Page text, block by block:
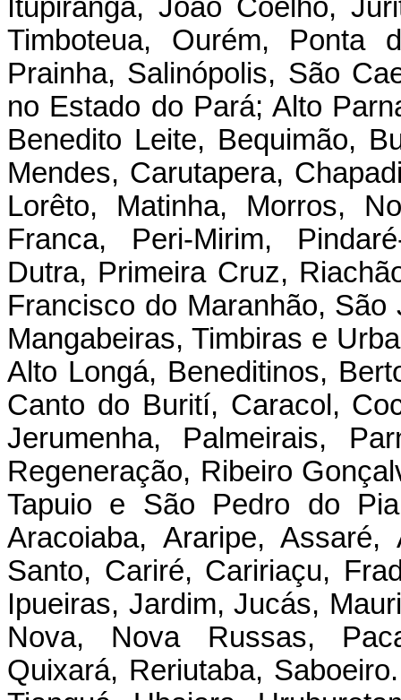
Itupiranga, João Coelho,
Timboteua, Ourém, Ponta
Prainha, Salinópolis, São
no Estado do Pará; Alto
Benedito Leite, Bequimão,
Mendes, Carutapera,
Lorêto, Matinha, Morros,
Franca, Peri-Mirim,
Dutra, Primeira Cruz,
Francisco do Maranhão,
Mangabeiras, Timbiras e
Alto Longá, Beneditinos,
Canto do Burití, Caracol,
Jerumenha, Palmeirais,
Regeneração, Ribeiro
Tapuio e São Pedro do
Aracoiaba, Araripe,
Santo, Cariré, Caririaçu,
Ipueiras, Jardim, Jucás,
Nova, Nova Russas,
Quixará, Reriutaba,